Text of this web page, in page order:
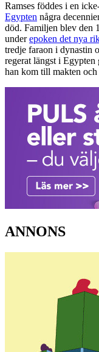
Ramses föddes i en
Egypten några
död. Familjen blev den
underepoken det nya
tredje faraon i dynastin
regerat längst i
han kom till makten och
ANNONS